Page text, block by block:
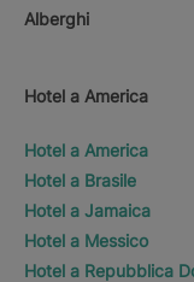
Alberghi
Hotel a America
Hotel a America
Hotel a Brasile
Hotel a Jamaica
Hotel a Messico
Hotel a Repubblica